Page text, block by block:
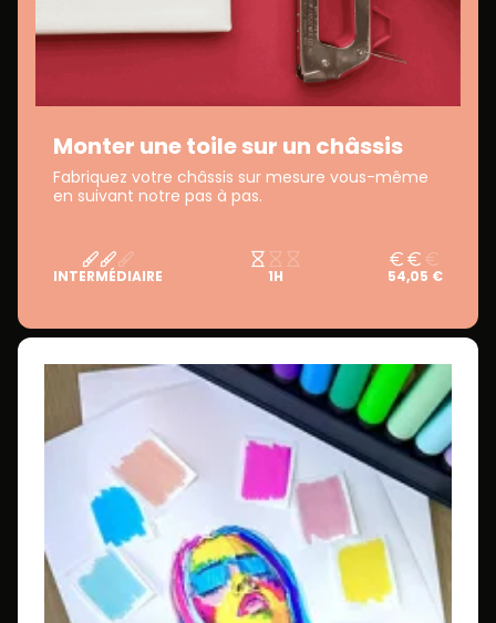
Monter une toile sur un châssis
Fabriquez votre châssis sur mesure vous-même
en suivant notre pas à pas.
INTERMÉDIAIRE 1H 54,05 €